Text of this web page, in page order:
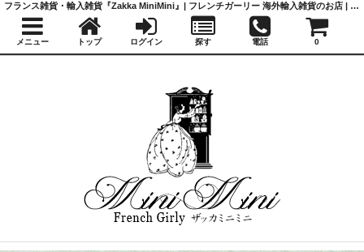
フランス雑貨・輸入雑貨『Zakka MiniMini』| フレンチガーリー 海外輸入雑貨のお店 | かわいい雑貨 | 蚤の市 | アンティーク
メニュー トップ ログイン 探す 電話 0